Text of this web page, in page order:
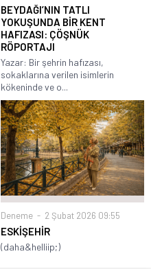
BEYDAĞI’NIN TATLI
YOKUŞUNDA BİR KENT
HAFIZASI: ÇÖŞNÜK
RÖPORTAJI
Yazar: Bir şehrin hafızası,
sokaklarına verilen isimlerin
kökeninde ve o...
Deneme 2 Şubat 2026 09:55
ESKİŞEHİR
(daha&helliip;)